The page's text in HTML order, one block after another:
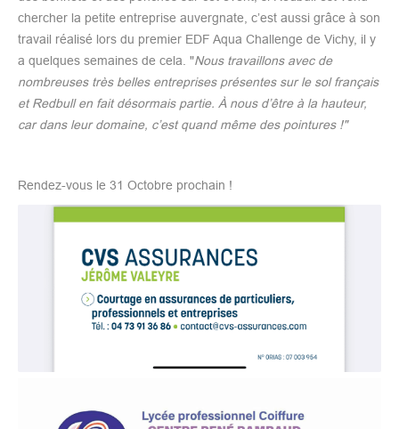
chercher la petite entreprise auvergnate, c’est aussi grâce à son
travail réalisé lors du premier EDF Aqua Challenge de Vichy, il y
a quelques semaines de cela. "Nous travaillons avec de
nombreuses très belles entreprises présentes sur le sol français
et Redbull en fait désormais partie. À nous d’être à la hauteur,
car dans leur domaine, c’est quand même des pointures !"
Rendez-vous le 31 Octobre prochain !